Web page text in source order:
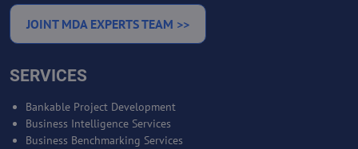
JOINT MDA EXPERTS TEAM >>
SERVICES
Bankable Project Development
Business Intelligence Services
Business Benchmarking Services